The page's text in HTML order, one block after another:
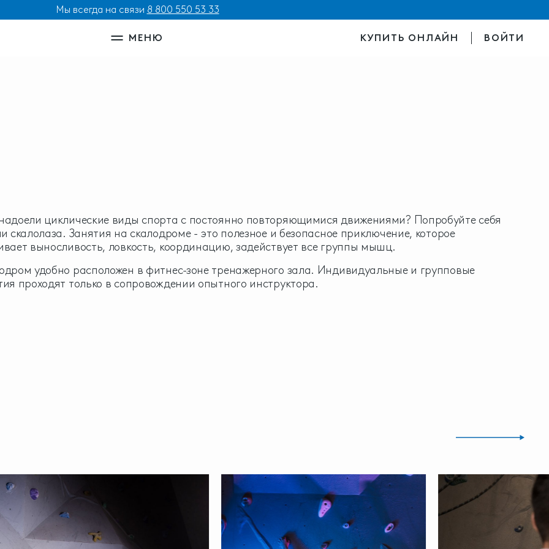
Мы всегда на связи 8 800 550 53 33
МЕНЮ КУПИТЬ ОНЛАЙН ВОЙТИ
циклические виды спорта с постоянно повторяющимися движениями? Попробуйте себя
скалолаза. Занятия на скалодроме - это полезное и безопасное приключение, которое
выносливость, ловкость, координацию, задействует все группы мышц.
удобно расположен в фитнес-зоне тренажерного зала. Индивидуальные и групповые
проходят только в сопровождении опытного инструктора.